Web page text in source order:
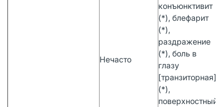
Нечасто
конъюнктивит
(*), блефарит
(*),
раздражение
(*), боль в
глазу
[транзиторная]
(*),
поверхностный